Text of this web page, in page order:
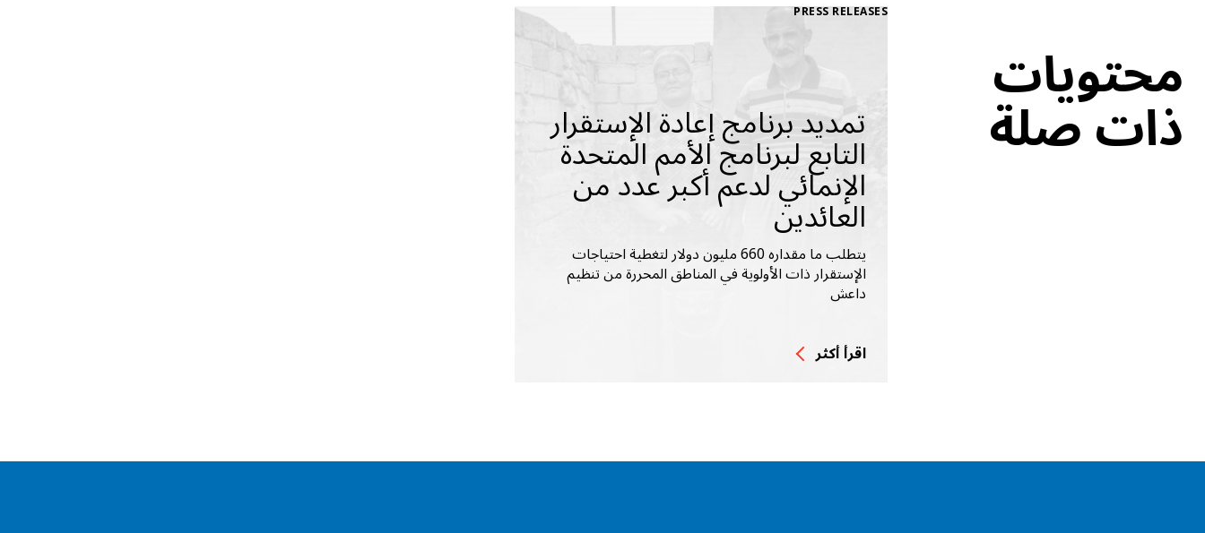
محتويات
ذات صلة
PRESS RELEASES
تمديد برنامج إعادة الإستقرار
التابع لبرنامج الأمم المتحدة
الإنمائي لدعم أكبر عدد من
العائدين
يتطلب ما مقداره 660 مليون دولار لتغطية احتياجات
الإستقرار ذات الأولوية في المناطق المحررة من تنظيم
داعش
اقرأ أكثر